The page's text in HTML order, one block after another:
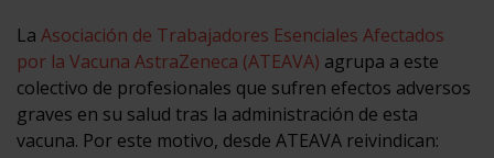
La Asociación de Trabajadores Esenciales Afectados
por la Vacuna AstraZeneca (ATEAVA) agrupa a este
colectivo de profesionales que sufren efectos adversos
graves en su salud tras la administración de esta
vacuna. Por este motivo, desde ATEAVA reivindican: